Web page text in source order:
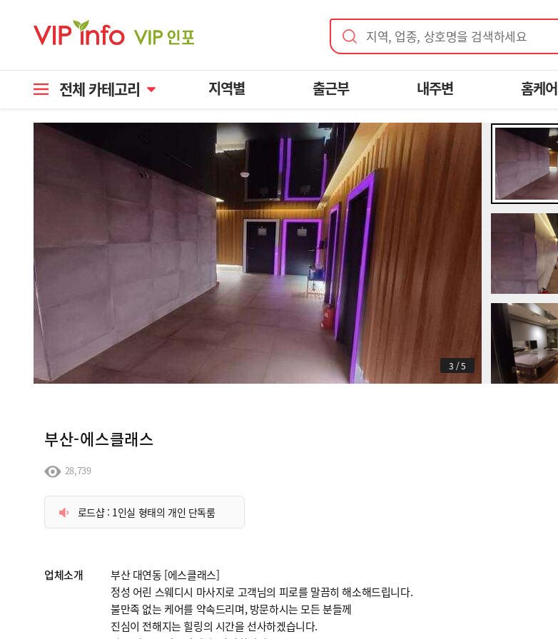
지역, 업종, 상호명을 검색하세요
전체 카테고리 지역별 출근부 내주변 홈케어
3 /5
부산-에스클래스
28,739
로드샵 : 1인실 형태의 개인 단독룸
업체소개
부산 대연동 [에스클래스]
정성 어린 스웨디시 마사지로 고객님의 피로를 말끔히 해소해드립니다.
불만족 없는 케어를 약속드리며, 방문하시는 모든 분들께
진심이 전해지는 힐링의 시간을 선사하겠습니다.